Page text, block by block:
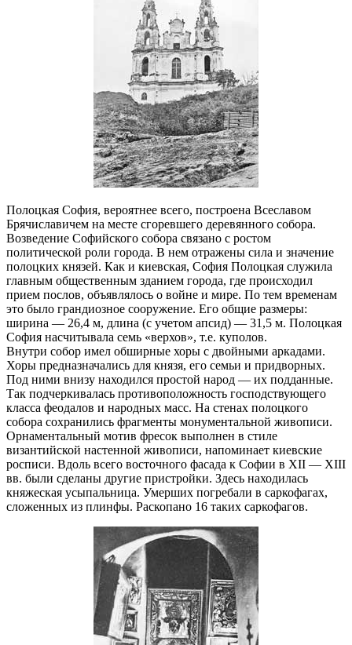
Полоцкая София, вероятнее всего, построена Всеславом
Брячиславичем на месте сгоревшего деревянного собора.
Возведение Софийского собора связано с ростом
политической роли города. В нем отражены сила и значение
полоцких князей. Как и киевская, София Полоцкая служила
главным общественным зданием города, где происходил
прием послов, объявлялось о войне и мире. По тем временам
это было грандиозное сооружение. Его общие размеры:
ширина — 26,4 м, длина (с учетом апсид) — 31,5 м. Полоцкая
София насчитывала семь «верхов», т.е. куполов.
Внутри собор имел обширные хоры с двойными аркадами.
Хоры предназначались для князя, его семьи и придворных.
Под ними внизу находился простой народ — их подданные.
Так подчеркивалась противоположность господствующего
класса феодалов и народных масс. На стенах полоцкого
собора сохранились фрагменты монументальной живописи.
Орнаментальный мотив фресок выполнен в стиле
византийской настенной живописи, напоминает киевские
росписи. Вдоль всего восточного фасада к Софии в XII — XIII
вв. были сделаны другие пристройки. Здесь находилась
княжеская усыпальница. Умерших погребали в саркофагах,
сложенных из плинфы. Раскопано 16 таких саркофагов.